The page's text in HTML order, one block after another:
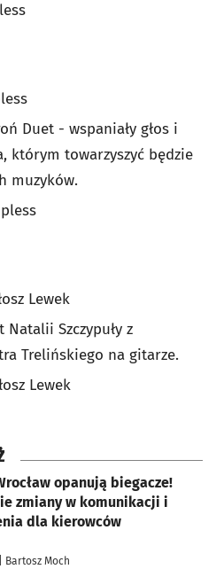
Duet - wspaniały głos i
którym towarzyszyć będzie
muzyków.
Lewek
Natalii Szczypuły z
Trelińskiego na gitarze.
Lewek
opanują biegacze!
zmiany w komunikacji i
dla kierowców
| Bartosz Moch